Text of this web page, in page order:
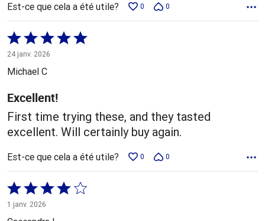
Est-ce que cela a été utile? 0 0
Coté
5 sur
5
24 janv. 2026
Michael C
Excellent!
First time trying these, and they tasted
excellent. Will certainly buy again.
Est-ce que cela a été utile? 0 0
Coté
4 sur
5
1 janv. 2026